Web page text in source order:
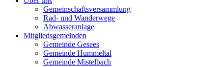
Gemeinschaftsversammlung
Rad- und Wanderwege
Abwasseranlage
Mitgliedsgemeinden
Gemeinde Gesees
Gemeinde Hummeltal
Gemeinde Mistelbach